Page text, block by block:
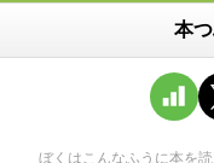
本
ぼくはこんなふうに本を